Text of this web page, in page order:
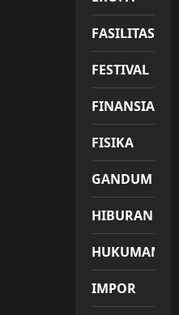
FASILITAS
FESTIVAL
FINANSIAL
FISIKA
GANDUM
HIBURAN
HUKUMAN
IMPOR